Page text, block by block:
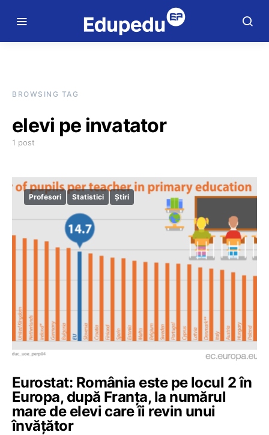
BROWSING TAG
elevi pe invatator
1 post
Profesori Statistici Știri
Eurostat: România este pe locul 2 în
Europa, după Franța, la numărul
mare de elevi care îi revin unui
învățător